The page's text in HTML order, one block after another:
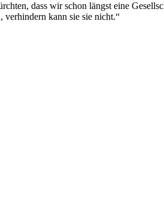
dass wir schon längst eine
verhindern kann sie sie nicht.“